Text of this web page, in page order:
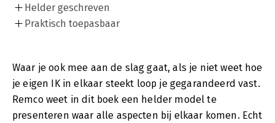
Helder geschreven
Praktisch toepasbaar
Waar je ook mee aan de slag gaat, als je niet weet hoe
je eigen IK in elkaar steekt loop je gegarandeerd vast.
Remco weet in dit boek een helder model te
presenteren waar alle aspecten bij elkaar komen. Echt